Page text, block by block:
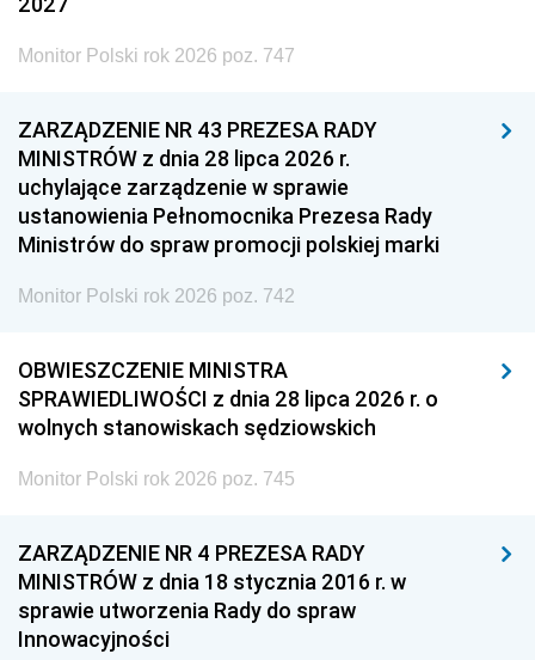
Monitor Polski rok 2026 poz. 747
ZARZĄDZENIE NR 43 PREZESA RADY
MINISTRÓW z dnia 28 lipca 2026 r.
uchylające zarządzenie w sprawie
ustanowienia Pełnomocnika Prezesa Rady
Ministrów do spraw promocji polskiej marki
Monitor Polski rok 2026 poz. 742
OBWIESZCZENIE MINISTRA
SPRAWIEDLIWOŚCI z dnia 28 lipca 2026 r. o
wolnych stanowiskach sędziowskich
Monitor Polski rok 2026 poz. 745
ZARZĄDZENIE NR 4 PREZESA RADY
MINISTRÓW z dnia 18 stycznia 2016 r. w
sprawie utworzenia Rady do spraw
Innowacyjności